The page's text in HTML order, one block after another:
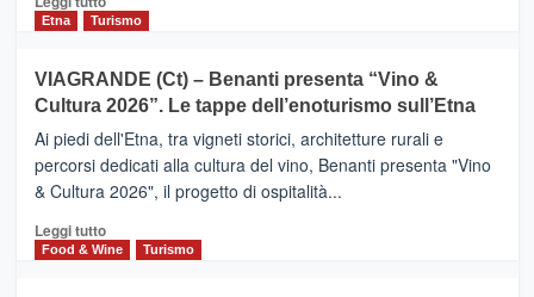
dati
di
Anche
la
Alcantara
nei
primi
nella
classifica
di
IL
SAN
DOMENICO
PALACE
TAORMINA,
UN
HOTEL
FOUR
Etna Turismo
VIAGRANDE (Ct) – Benanti presenta “Vino &
Cultura 2026”. Le tappe dell’enoturismo sull’Etna
Ai piedi dell'Etna, tra vigneti storici, architetture rurali e
percorsi dedicati alla cultura del vino, Benanti presenta "Vino
& Cultura 2026", il progetto di ospitalità...
Leggi tuttoLeggi
di
Food & Wine Turismo